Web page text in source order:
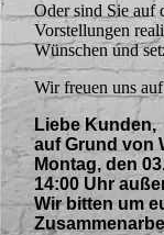
Oder sind Sie auf
Vorstellungen
Wünschen und
Wir freuen uns
Liebe Kunden,
auf Grund von
Montag, den
14:00 Uhr
Wir bitten um